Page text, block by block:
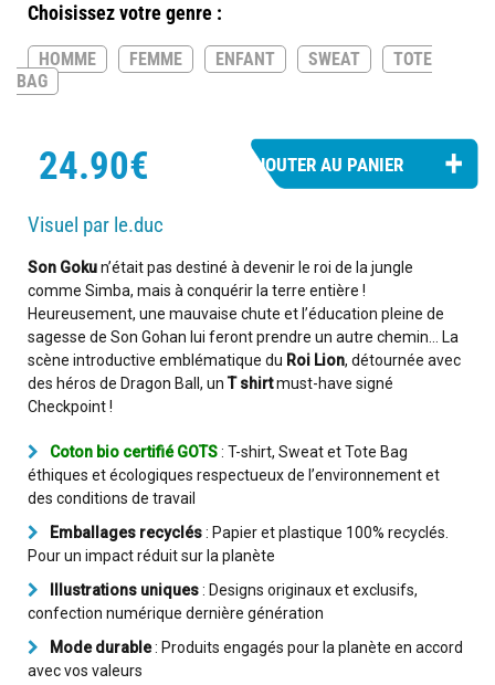
Choisissez votre genre :
HOMME FEMME ENFANT SWEAT
TOTE
BAG
24.90€
Visuel par le.duc
Son Gokun’était pas destiné à devenir le roi de la jungle
comme Simba, mais à conquérir la terre entière !
Heureusement, une mauvaise chute et l’éducation pleine de
sagesse de Son Gohan lui feront prendre un autre chemin… La
scène introductive emblématique du Roi Lion, détournée avec
des héros de Dragon Ball, un T shirtmust-have signé
Checkpoint !
Coton bio certifié GOTS: T-shirt, Sweat et Tote Bag
éthiques et écologiques respectueux de l’environnement et
des conditions de travail
Emballages recyclés: Papier et plastique 100% recyclés.
Pour un impact réduit sur la planète
Illustrations uniques: Designs originaux et exclusifs,
confection numérique dernière génération
Mode durable: Produits engagés pour la planète en accord
avec vos valeurs